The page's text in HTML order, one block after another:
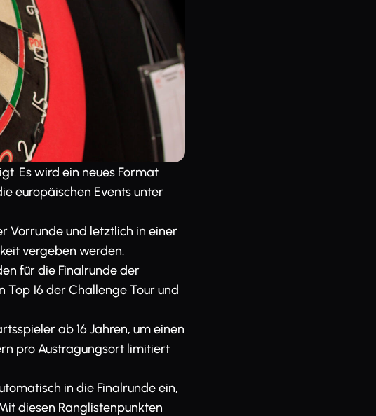
Es wird ein neues Format
europäischen Events unter
Vorrunde und letztlich in einer
vergeben werden.
für die Finalrunde der
16 der Challenge Tour und
ab 16 Jahren, um einen
pro Austragungsort limitiert
in die Finalrunde ein,
diesen Ranglistenpunkten